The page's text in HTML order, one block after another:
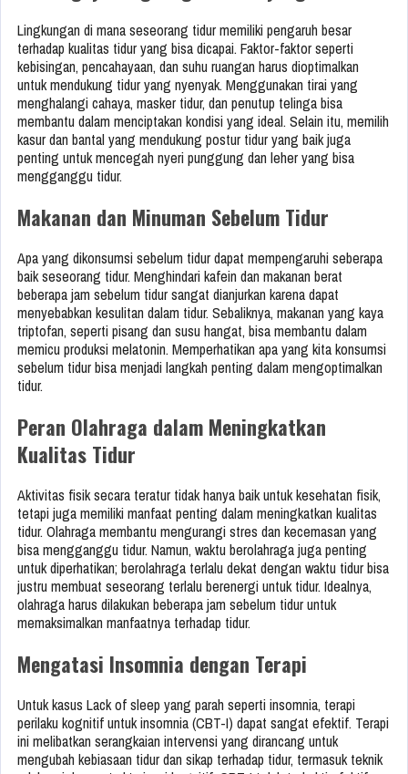
Lingkungan di mana seseorang tidur memiliki pengaruh besar
terhadap kualitas tidur yang bisa dicapai. Faktor-faktor seperti
kebisingan, pencahayaan, dan suhu ruangan harus dioptimalkan
untuk mendukung tidur yang nyenyak. Menggunakan tirai yang
menghalangi cahaya, masker tidur, dan penutup telinga bisa
membantu dalam menciptakan kondisi yang ideal. Selain itu, memilih
kasur dan bantal yang mendukung postur tidur yang baik juga
penting untuk mencegah nyeri punggung dan leher yang bisa
mengganggu tidur.
Makanan dan Minuman Sebelum Tidur
Apa yang dikonsumsi sebelum tidur dapat mempengaruhi seberapa
baik seseorang tidur. Menghindari kafein dan makanan berat
beberapa jam sebelum tidur sangat dianjurkan karena dapat
menyebabkan kesulitan dalam tidur. Sebaliknya, makanan yang kaya
triptofan, seperti pisang dan susu hangat, bisa membantu dalam
memicu produksi melatonin. Memperhatikan apa yang kita konsumsi
sebelum tidur bisa menjadi langkah penting dalam mengoptimalkan
tidur.
Peran Olahraga dalam Meningkatkan
Kualitas Tidur
Aktivitas fisik secara teratur tidak hanya baik untuk kesehatan fisik,
tetapi juga memiliki manfaat penting dalam meningkatkan kualitas
tidur. Olahraga membantu mengurangi stres dan kecemasan yang
bisa mengganggu tidur. Namun, waktu berolahraga juga penting
untuk diperhatikan; berolahraga terlalu dekat dengan waktu tidur bisa
justru membuat seseorang terlalu berenergi untuk tidur. Idealnya,
olahraga harus dilakukan beberapa jam sebelum tidur untuk
memaksimalkan manfaatnya terhadap tidur.
Mengatasi Insomnia dengan Terapi
Untuk kasus Lack of sleep yang parah seperti insomnia, terapi
perilaku kognitif untuk insomnia (CBT-I) dapat sangat efektif. Terapi
ini melibatkan serangkaian intervensi yang dirancang untuk
mengubah kebiasaan tidur dan sikap terhadap tidur, termasuk teknik